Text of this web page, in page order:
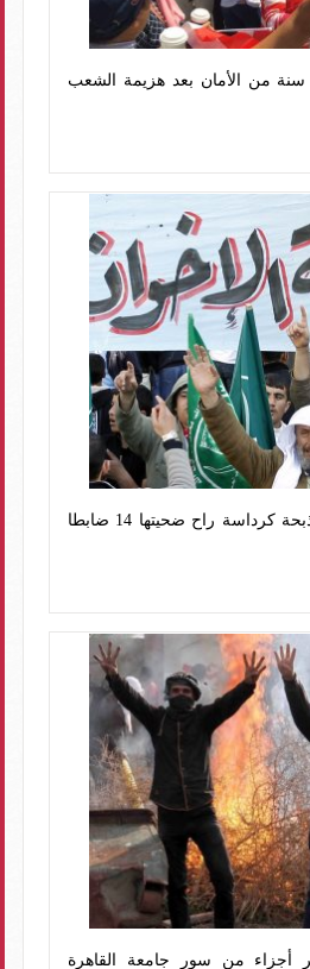
جرائمهم لا تنسى.. 11 سنة من الأمان بعد هزيمة الشعب
جرائم فى الذاكرة.. مذبحة كرداسة راح ضحيتها 14 ضابطا
أجزاء من سور جامعة القاهرة